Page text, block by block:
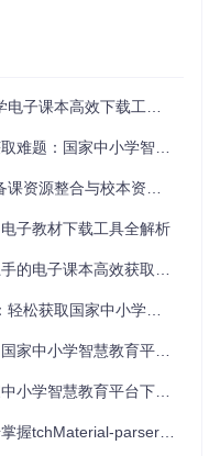
确保包含contentType、
（支持批量输入，每行
（通过下拉菜单快速筛
示区域会实时更新进
科分类保存到文本文件
本高效下载工具使用指南
学智慧教育平台解析工具全攻略
合与校本资源库建设指南
子教材下载工具全解析
电子课本高效获取工具
家中小学智慧教育平台教材
育平台电子课本下载工具实用指南
教育平台下载工具使用指南
parser工具使用技巧